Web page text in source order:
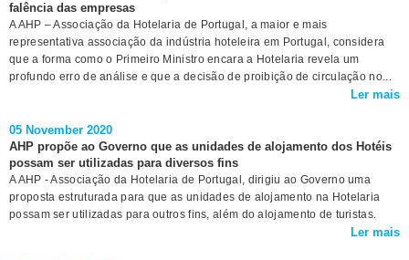
falência das empresas
A AHP – Associação da Hotelaria de Portugal, a maior e mais
representativa associação da indústria hoteleira em Portugal, considera
que a forma como o Primeiro Ministro encara a Hotelaria revela um
profundo erro de análise e que a decisão de proibição de circulação no...
Ler mais
05 November 2020
AHP propõe ao Governo que as unidades de alojamento dos Hotéis
possam ser utilizadas para diversos fins
A AHP - Associação da Hotelaria de Portugal, dirigiu ao Governo uma
proposta estruturada para que as unidades de alojamento na Hotelaria
possam ser utilizadas para outros fins, além do alojamento de turistas.
Ler mais